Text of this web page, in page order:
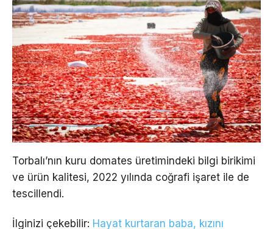
Torbalı’nın kuru domates üretimindeki bilgi birikimi
ve ürün kalitesi, 2022 yılında coğrafi işaret ile de
tescillendi.
İlginizi çekebilir: Hayat kurtaran baba, kızını